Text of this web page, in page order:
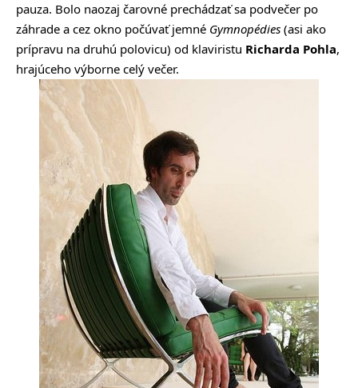
pauza. Bolo naozaj čarovné prechádzať sa podvečer po
záhrade a cez okno počúvať jemné Gymnopédies (asi ako
prípravu na druhú polovicu) od klaviristu Richarda Pohla,
hrajúceho výborne celý večer.